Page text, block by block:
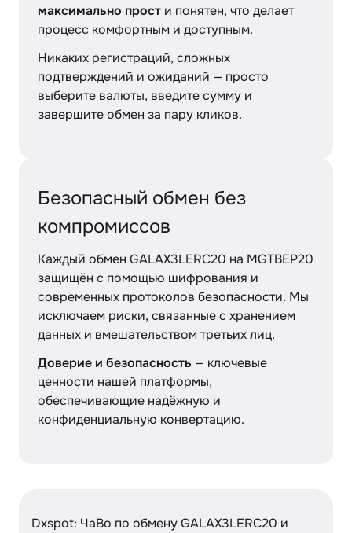
максимально прост и понятен, что делает
процесс комфортным и доступным.
Никаких регистраций, сложных
подтверждений и ожиданий — просто
выберите валюты, введите сумму и
завершите обмен за пару кликов.
Безопасный обмен без
компромиссов
Каждый обмен GALAX3LERC20 на MGTBEP20
защищён с помощью шифрования и
современных протоколов безопасности. Мы
исключаем риски, связанные с хранением
данных и вмешательством третьих лиц.
Доверие и безопасность — ключевые
ценности нашей платформы,
обеспечивающие надёжную и
конфиденциальную конвертацию.
Dxspot: ЧаВо по обмену GALAX3LERC20 и